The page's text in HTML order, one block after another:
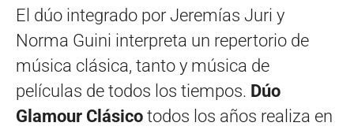
El dúo integrado por Jeremías Juri y
Norma Guini interpreta un repertorio de
música clásica, tanto y música de
películas de todos los tiempos. Dúo
Glamour Clásico todos los años realiza en